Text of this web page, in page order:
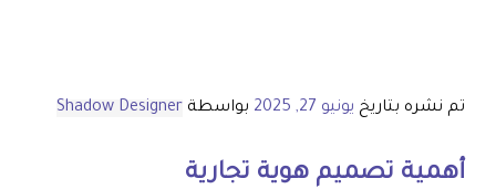
تم نشره بتاريخ يونيو 27, 2025 بواسطة Shadow Designer
أهمية تصميم هوية تجارية